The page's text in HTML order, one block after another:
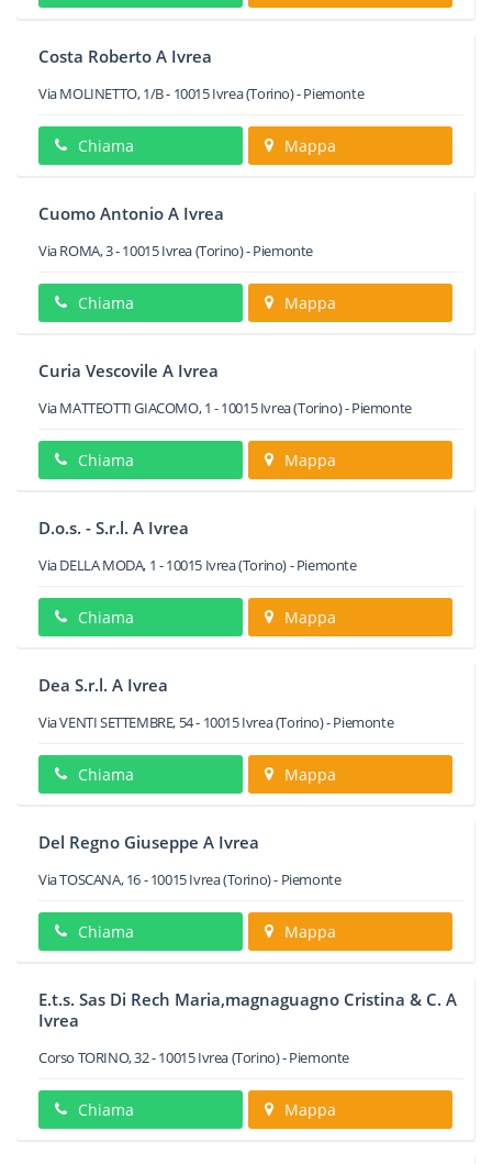
Costa Roberto A Ivrea
Via MOLINETTO, 1/B- 10015Ivrea(Torino) -Piemonte
Chiama Mappa
Cuomo Antonio A Ivrea
Via ROMA, 3-10015Ivrea(Torino) -Piemonte
Chiama Mappa
Curia Vescovile A Ivrea
Via MATTEOTTI GIACOMO, 1 -10015 Ivrea(Torino) -Piemonte
Chiama Mappa
D.o.s. - S.r.l. A Ivrea
Via DELLA MODA, 1 -10015 Ivrea(Torino) -Piemonte
Chiama Mappa
Dea S.r.l. A Ivrea
Via VENTI SETTEMBRE, 54- 10015Ivrea(Torino) -Piemonte
Chiama Mappa
Del Regno Giuseppe A Ivrea
Via TOSCANA, 16-10015Ivrea(Torino) - Piemonte
Chiama Mappa
E.t.s. Sas Di Rech Maria,magnaguagno Cristina & C. A
Ivrea
Corso TORINO, 32-10015Ivrea(Torino) -Piemonte
Chiama Mappa